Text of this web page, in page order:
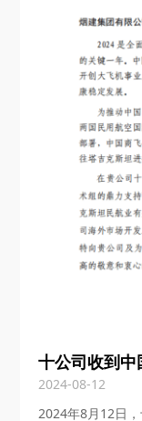
十公司收到
2024-08-12
2024年8月12日